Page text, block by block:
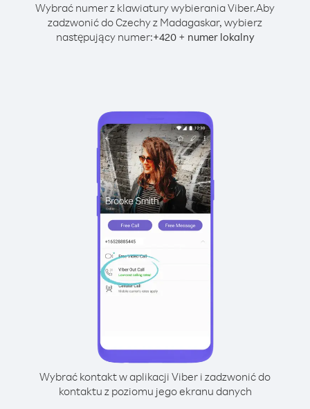
Wybrać numer z klawiatury wybierania Viber.Aby
zadzwonić do Czechy z Madagaskar, wybierz
następujący numer:+420+ numer lokalny
Wybrać kontakt w aplikacji Viber i zadzwonić do
kontaktu z poziomu jego ekranu danych